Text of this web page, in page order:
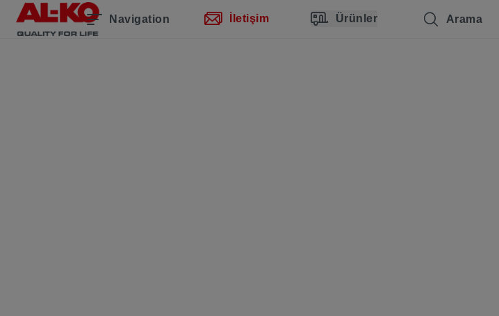
Navigation İletişim Ürünler Arama